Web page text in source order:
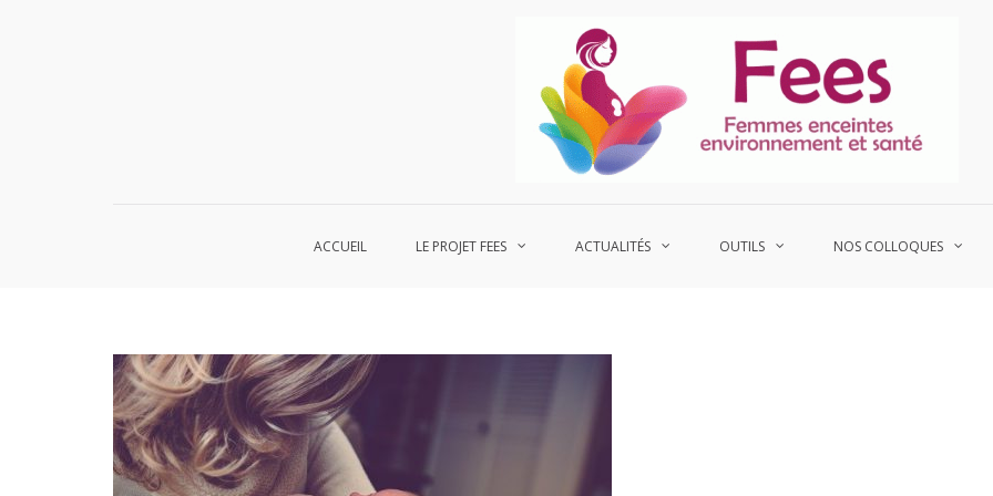
ACCUEIL LE PROJET FEES ACTUALITÉS OUTILS NOS COLLOQUES